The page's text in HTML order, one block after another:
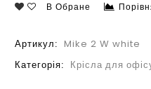
В Обране
Артикул: Mike 2 W white
Категорія: Крісла для